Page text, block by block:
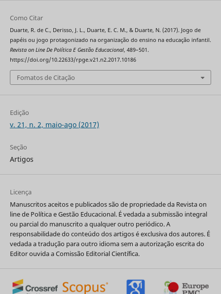
Como Citar
Duarte, R. de C., Derisso, J. L., Duarte, E. C. M., & Duarte, N. (2017). Jogo de
papéis ou jogo protagonizado na organização do ensino na educação infantil.
Revista on Line De Política E Gestão Educacional, 489–501.
https://doi.org/10.22633/rpge.v21.n2.2017.10186
Fomatos de Citação
Edição
v. 21, n. 2, maio-ago (2017)
Seção
Artigos
Licença
Manuscritos aceitos e publicados são de propriedade da Revista on
line de Política e Gestão Educacional. É vedada a submissão integral
ou parcial do manuscrito a qualquer outro periódico. A
responsabilidade do conteúdo dos artigos é exclusiva dos autores. É
vedada a tradução para outro idioma sem a autorização escrita do
Editor ouvida a Comissão Editorial Científica.